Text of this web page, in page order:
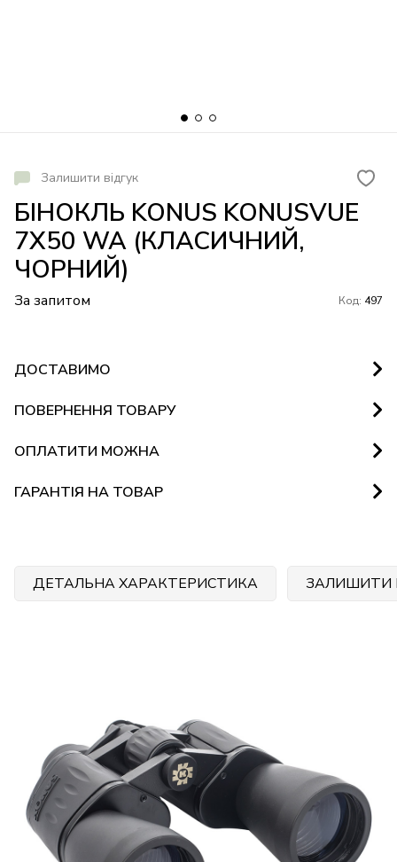
Залишити відгук
БІНОКЛЬ KONUS KONUSVUE
7X50 WA (КЛАСИЧНИЙ,
ЧОРНИЙ)
За запитом Код: 497
ДОСТАВИМО
ПОВЕРНЕННЯ ТОВАРУ
ОПЛАТИТИ МОЖНА
ГАРАНТІЯ НА ТОВАР
ДЕТАЛЬНА ХАРАКТЕРИСТИКА ЗАЛИШИТИ